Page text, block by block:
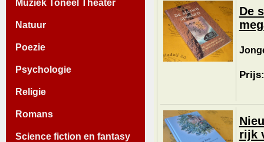
Muziek Toneel Theater
Natuur
Poezie
Psychologie
Religie
Romans
Science fiction en fantasy
De
rijk